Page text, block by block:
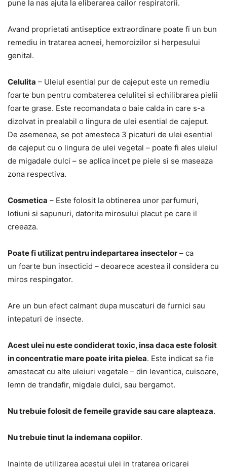
pune la nas ajuta la eliberarea cailor respiratorii.
Avand proprietati antiseptice extraordinare poate fi un bun
remediu in tratarea acneei, hemoroizilor si herpesului
genital.
Celulita – Uleiul esential pur de cajeput este un remediu
foarte bun pentru combaterea celulitei si echilibrarea pielii
foarte grase. Este recomandata o baie calda in care s-a
dizolvat in prealabil o lingura de ulei esential de cajeput.
De asemenea, se pot amesteca 3 picaturi de ulei esential
de cajeput cu o lingura de ulei vegetal – poate fi ales uleiul
de migadale dulci – se aplica incet pe piele si se maseaza
zona respectiva.
Cosmetica – Este folosit la obtinerea unor parfumuri,
lotiuni si sapunuri, datorita mirosului placut pe care il
creeaza.
Poate fi utilizat pentru indepartarea insectelor – ca
un foarte bun insecticid – deoarece acestea il considera cu
miros respingator.
Are un bun efect calmant dupa muscaturi de furnici sau
intepaturi de insecte.
Acest ulei nu este condiderat toxic, insa daca este folosit
in concentratie mare poate irita pielea. Este indicat sa fie
amestecat cu alte uleiuri vegetale – din levantica, cuisoare,
lemn de trandafir, migdale dulci, sau bergamot.
Nu trebuie folosit de femeile gravide sau care alapteaza.
Nu trebuie tinut la indemana copiilor.
Inainte de utilizarea acestui ulei in tratarea oricarei